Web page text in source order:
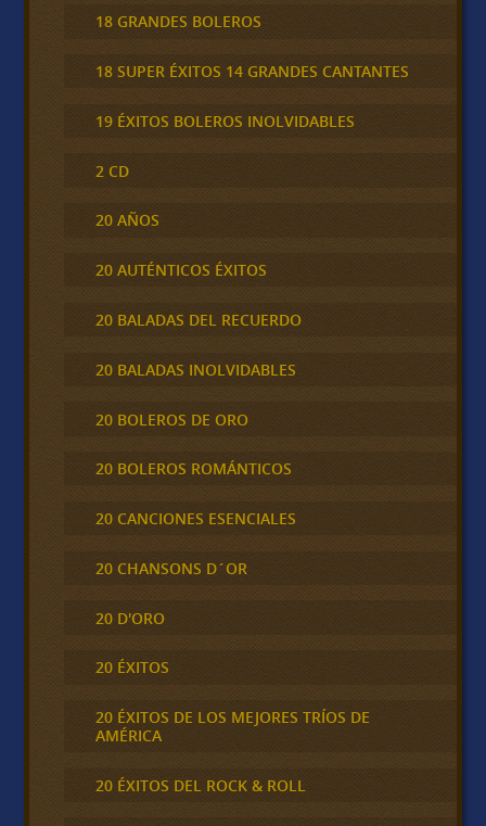
18 GRANDES BOLEROS
18 SUPER ÉXITOS 14 GRANDES CANTANTES
19 ÉXITOS BOLEROS INOLVIDABLES
2 CD
20 AÑOS
20 AUTÉNTICOS ÉXITOS
20 BALADAS DEL RECUERDO
20 BALADAS INOLVIDABLES
20 BOLEROS DE ORO
20 BOLEROS ROMÁNTICOS
20 CANCIONES ESENCIALES
20 CHANSONS D´OR
20 D'ORO
20 ÉXITOS
20 ÉXITOS DE LOS MEJORES TRÍOS DE
AMÉRICA
20 ÉXITOS DEL ROCK & ROLL